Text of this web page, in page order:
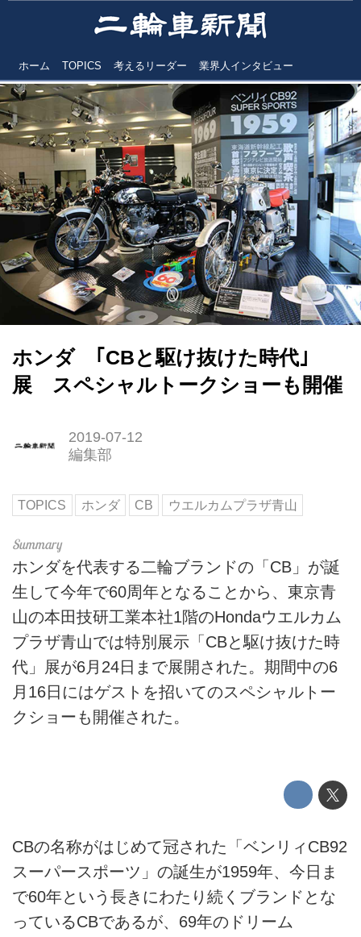
ホーム TOPICS 考えるリーダー 業界人インタビュー
ホンダ ｢CBと駆け抜けた時代｣
展 スペシャルトークショーも開催
2019-07-12
編集部
TOPICS ホンダ CB ウエルカムプラザ青山
ホンダを代表する二輪ブランドの「CB」が誕
生して今年で60周年となることから、東京青
山の本田技研工業本社1階のHondaウエルカム
プラザ青山では特別展示「CBと駆け抜けた時
代」展が6月24日まで展開された。期間中の6
月16日にはゲストを招いてのスペシャルトー
クショーも開催された。
CBの名称がはじめて冠された「ベンリィCB92
スーパースポーツ」の誕生が1959年、今日ま
で60年という長きにわたり続くブランドとな
っているCBであるが、69年のドリーム